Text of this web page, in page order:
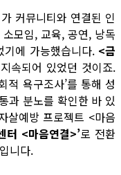
커뮤니티와 연결된 인
모임, 교육, 공연, 낭독
에 가능했습니다.<금
속되어 있었던 것이죠.
적 욕구조사’를 통해 성
과 분노를 확인한 바 있
살예방 프로젝트 <마음
터 <마음연결>’로 전환
니다.